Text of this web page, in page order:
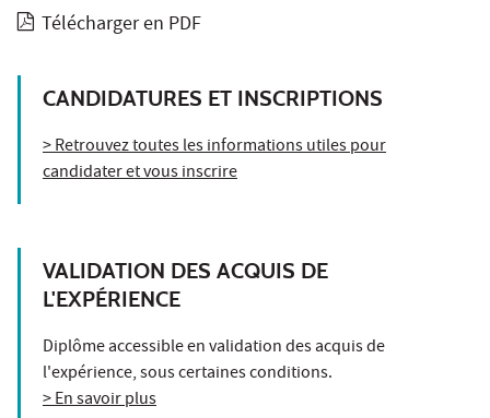
Télécharger en PDF
CANDIDATURES ET INSCRIPTIONS
> Retrouvez toutes les informations utiles pour
candidater et vous inscrire
VALIDATION DES ACQUIS DE
L'EXPÉRIENCE
Diplôme accessible en validation des acquis de
l'expérience, sous certaines conditions.
> En savoir plus